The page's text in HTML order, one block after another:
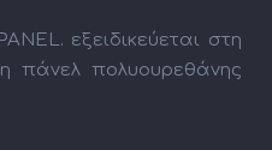
εξειδικεύεται στη
πάνελ πολυουρεθάνης